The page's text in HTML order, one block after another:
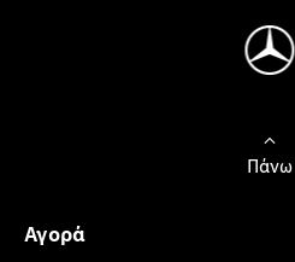
Πάνω
Αγορά